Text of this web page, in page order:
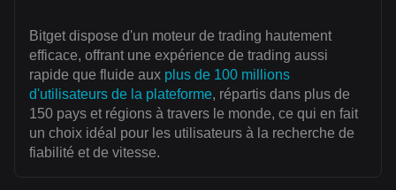
Bitget dispose d'un moteur de trading hautement
efficace, offrant une expérience de trading aussi
rapide que fluide aux plus de 100 millions
d'utilisateurs de la plateforme, répartis dans plus de
150 pays et régions à travers le monde, ce qui en fait
un choix idéal pour les utilisateurs à la recherche de
fiabilité et de vitesse.